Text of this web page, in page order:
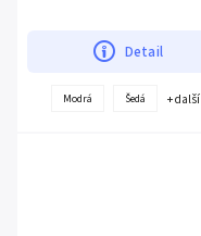
Detail
Modrá Šedá + další